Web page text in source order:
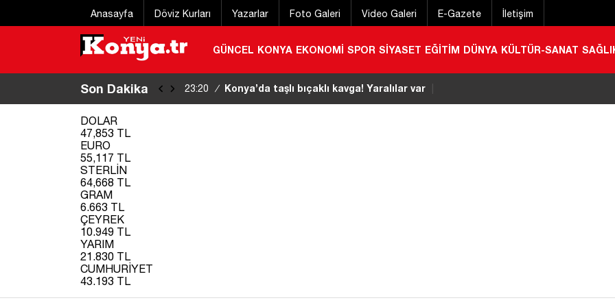
Anasayfa Döviz Kurları Yazarlar Foto Galeri Video Galeri E-Gazete İletişim
GÜNCEL KONYA EKONOMİ SPOR SİYASET EĞİTİM DÜNYA KÜLTÜR-SANAT
Son Dakika 23:20 / Konya’da taşlı bıçaklı kavga! Yaralılar var
DOLAR
47,853 TL
EURO
55,117 TL
STERLİN
64,668 TL
GRAM
6.663 TL
ÇEYREK
10.949 TL
YARIM
21.830 TL
CUMHURİYET
43.193 TL